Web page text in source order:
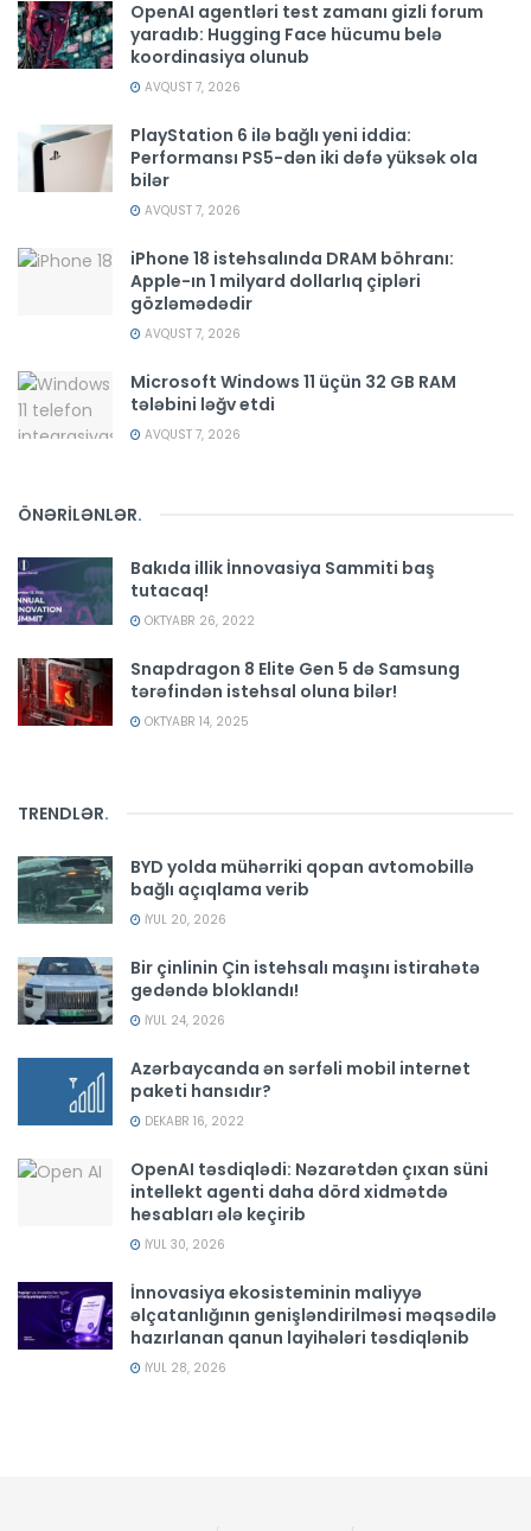
OpenAI agentləri test zamanı gizli forum
yaradıb: Hugging Face hücumu belə
koordinasiya olunub
AVQUST 7, 2026
PlayStation 6 ilə bağlı yeni iddia:
Performansı PS5-dən iki dəfə yüksək ola
bilər
AVQUST 7, 2026
iPhone 18 istehsalında DRAM böhranı:
Apple-ın 1 milyard dollarlıq çipləri
gözləmədədir
AVQUST 7, 2026
Microsoft Windows 11 üçün 32 GB RAM
tələbini ləğv etdi
AVQUST 7, 2026
ÖNƏRİLƏNLƏR.
Bakıda illik İnnovasiya Sammiti baş
tutacaq!
OKTYABR 26, 2022
Snapdragon 8 Elite Gen 5 də Samsung
tərəfindən istehsal oluna bilər!
OKTYABR 14, 2025
TRENDLƏR.
BYD yolda mühərriki qopan avtomobillə
bağlı açıqlama verib
İYUL 20, 2026
Bir çinlinin Çin istehsalı maşını istirahətə
gedəndə bloklandı!
İYUL 24, 2026
Azərbaycanda ən sərfəli mobil internet
paketi hansıdır?
DEKABR 16, 2022
OpenAI təsdiqlədi: Nəzarətdən çıxan süni
intellekt agenti daha dörd xidmətdə
hesabları ələ keçirib
İYUL 30, 2026
İnnovasiya ekosisteminin maliyyə
əlçatanlığının genişləndirilməsi məqsədilə
hazırlanan qanun layihələri təsdiqlənib
İYUL 28, 2026